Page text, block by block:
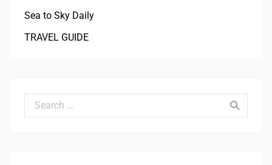
Sea to Sky Daily
TRAVEL GUIDE
Search for: